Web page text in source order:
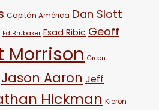
Capitán América Dan Slott
Ed Brubaker Esad Ribic Geoff
Morrison Green
Jason Aaron Jeff
Hickman Kieron